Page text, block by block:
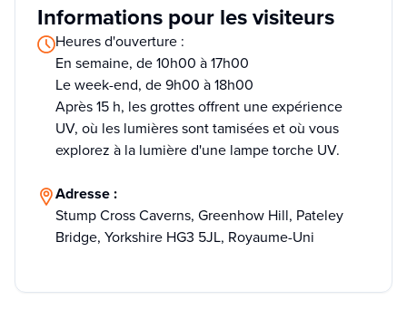
Informations pour les visiteurs
Heures d'ouverture :
En semaine, de 10h00 à 17h00
Le week-end, de 9h00 à 18h00
Après 15 h, les grottes offrent une expérience
UV, où les lumières sont tamisées et où vous
explorez à la lumière d'une lampe torche UV.
Adresse :
Stump Cross Caverns, Greenhow Hill, Pateley
Bridge, Yorkshire HG3 5JL, Royaume-Uni